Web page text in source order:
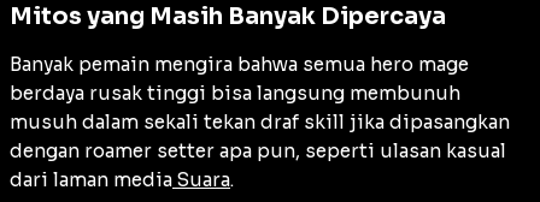
Mitos yang Masih Banyak Dipercaya
Banyak pemain mengira bahwa semua hero mage
berdaya rusak tinggi bisa langsung membunuh
musuh dalam sekali tekan draf skill jika dipasangkan
dengan roamer setter apa pun, seperti ulasan kasual
dari laman media Suara.